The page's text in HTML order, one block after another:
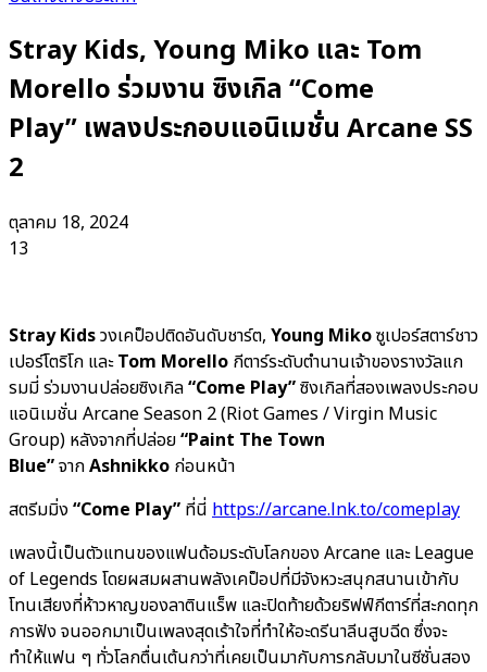
Stray Kids, Young Miko และ Tom
Morello ร่วมงาน ซิงเกิล “Come
Play” เพลงประกอบแอนิเมชั่น Arcane SS
2
ตุลาคม 18, 2024
13
Stray Kidsวงเคป็อปติดอันดับชาร์ต, Young Mikoซูเปอร์สตาร์ชาว
เปอร์โตริโก และTom Morello กีตาร์ระดับตำนานเจ้าของรางวัลแก
รมมี่ ร่วมงานปล่อยซิงเกิล“Come Play”ซิงเกิลที่สองเพลงประกอบ
แอนิเมชั่น Arcane Season 2 (Riot Games / Virgin Music
Group) หลังจากที่ปล่อย“Paint The Town
Blue”จากAshnikko ก่อนหน้า
สตรีมมิ่ง“Come Play” ที่นี่ https://arcane.lnk.to/comeplay
เพลงนี้เป็นตัวแทนของแฟนด้อมระดับโลกของ Arcane และ League
of Legends โดยผสมผสานพลังเคป็อปที่มีจังหวะสนุกสนานเข้ากับ
โทนเสียงที่ห้าวหาญของลาตินแร็พ และปิดท้ายด้วยริฟฟ์กีตาร์ที่สะกดทุก
การฟัง จนออกมาเป็นเพลงสุดเร้าใจที่ทำให้อะดรีนาลีนสูบฉีด ซึ่งจะ
ทำให้แฟน ๆ ทั่วโลกตื่นเต้นกว่าที่เคยเป็นมากับการกลับมาในซีซั่นสอง